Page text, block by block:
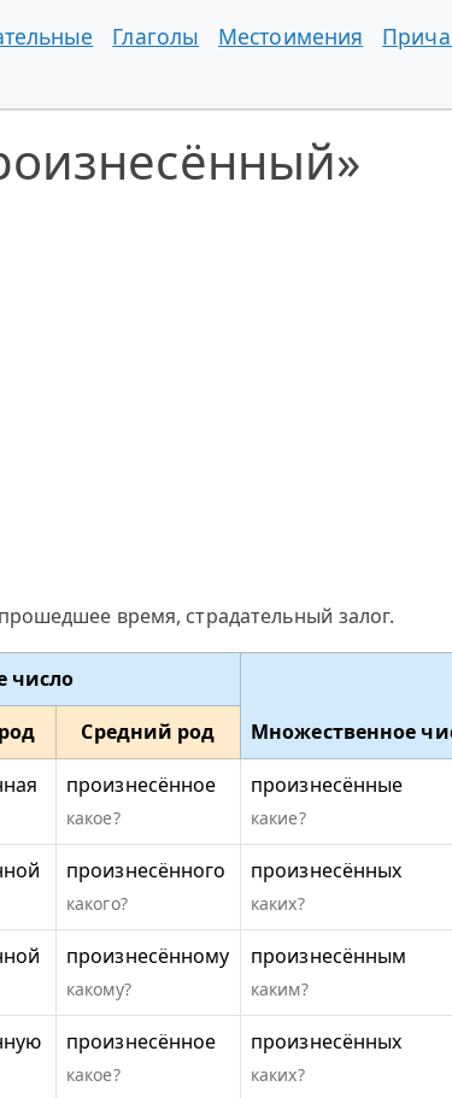
Глаголы Местоимения
время, страдательный залог.
число
Множественное
Средний род
произнесённое
какое?
произнесённые
какие?
произнесённого
какого?
произнесённых
каких?
произнесённому
какому?
произнесённым
каким?
произнесённое
какое?
произнесённых
каких?